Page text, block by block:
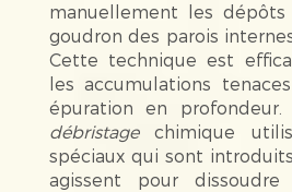
manuellement les
goudron des parois
Cette technique est
les accumulations
épuration en profondeur.
débristagechimique
spéciaux qui sont
agissent pour